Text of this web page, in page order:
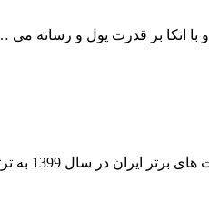
با اتکا بر قدرت پول و رسانه می
در سال 1399 به ترتیب …